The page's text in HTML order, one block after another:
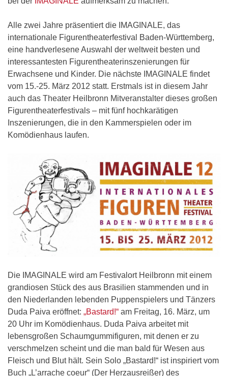
Alle zwei Jahre präsentiert die IMAGINALE, das
internationale Figurentheaterfestival Baden-Württemberg,
eine handverlesene Auswahl der weltweit besten und
interessantesten Figurentheaterinszenierungen für
Erwachsene und Kinder. Die nächste IMAGINALE findet
vom 15.-25. März 2012 statt. Erstmals ist in diesem Jahr
auch das Theater Heilbronn Mitveranstalter dieses großen
Figurentheaterfestivals – mit fünf hochkarätigen
Inszenierungen, die in den Kammerspielen oder im
Komödienhaus laufen.
Die IMAGINALE wird am Festivalort Heilbronn mit einem
grandiosen Stück des aus Brasilien stammenden und in
den Niederlanden lebenden Puppenspielers und Tänzers
Duda Paiva eröffnet: „Bastard!“ am Freitag, 16. März, um
20 Uhr im Komödienhaus. Duda Paiva arbeitet mit
lebensgroßen Schaumgummifiguren, mit denen er zu
verschmelzen scheint und die man bald für Wesen aus
Fleisch und Blut hält. Sein Solo „Bastard!“ ist inspiriert vom
Buch „L’arrache coeur“ (Der Herzausreißer) des